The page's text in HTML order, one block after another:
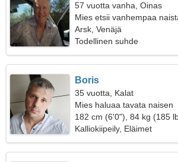
57 vuotta vanha, Oinas
Mies etsii vanhempaa
Arsk, Venäjä
Todellinen suhde
Boris
35 vuotta, Kalat
Mies haluaa tavata naisen
182 cm (6'0"), 84 kg (185
Kalliokiipeily, Eläimet